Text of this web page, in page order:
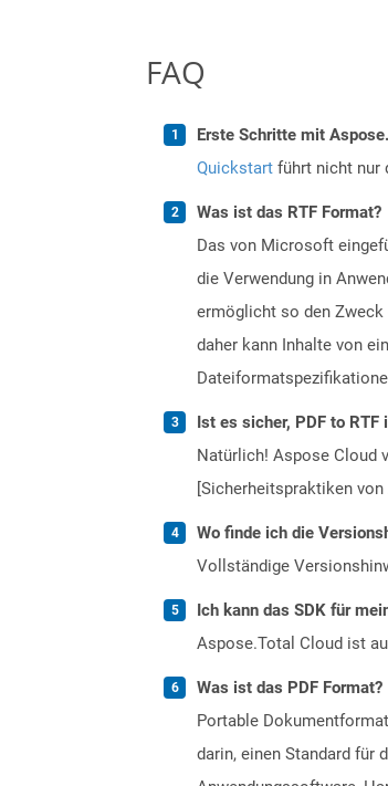
FAQ
Erste Schritte mit
Quickstart führt nicht nur
Was ist das RTF Format?
Das von Microsoft
die Verwendung in
ermöglicht so den Zweck
daher kann Inhalte von
Ist es sicher, PDF to RTF
Natürlich! Aspose Cloud
[Sicherheitspraktiken
Wo finde ich die
Vollständige
Ich kann das SDK für
Aspose.Total Cloud ist
Was ist das PDF Format?
Portable
darin, einen Standard für